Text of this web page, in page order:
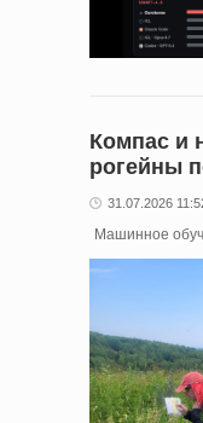
Компас и
рогейны
31.07.2026
Машинное